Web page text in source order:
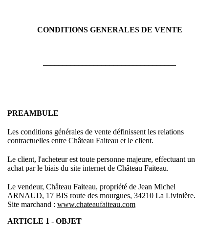
CONDITIONS GENERALES DE VENTE
PREAMBULE
Les conditions générales de vente définissent les relations
contractuelles entre Château Faiteau et le client.
Le client, l'acheteur est toute personne majeure, effectuant un
achat par le biais du site internet de Château Faiteau.
Le vendeur, Château Faiteau, propriété de Jean Michel
ARNAUD, 17 BIS route des mourgues, 34210 La Livinière.
Site marchand : www.chateaufaiteau.com
ARTICLE 1 - OBJET